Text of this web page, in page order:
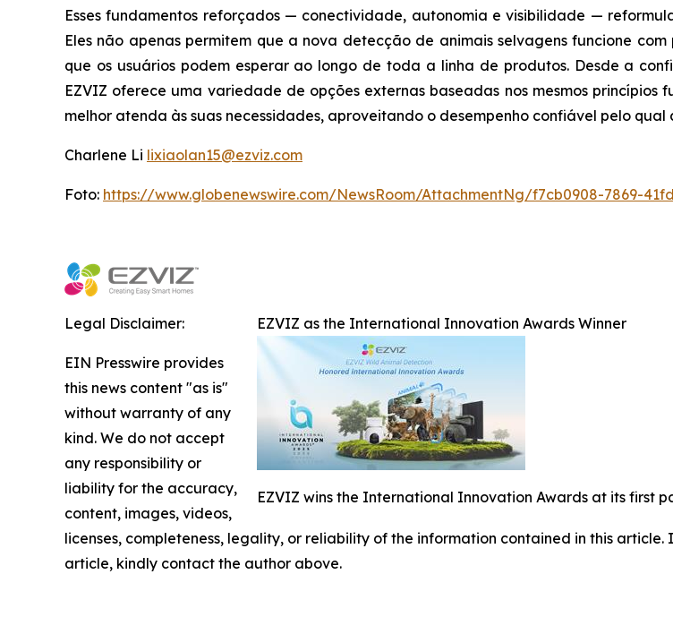
Esses fundamentos reforçados — conectividade, autonomia e visibilidade —
Eles não apenas permitem que a nova detecção de animais selvagens funcione
que os usuários podem esperar ao longo de toda a linha de produtos. Desde a
EZVIZ oferece uma variedade de opções externas baseadas nos mesmos princípios
melhor atenda às suas necessidades, aproveitando o desempenho confiável pelo qual
Charlene Li lixiaolan15@ezviz.com
Foto: https://www.globenewswire.com/NewsRoom/AttachmentNg/f7cb0908-7869-
EZVIZ as the International Innovation Awards Winner
EZVIZ wins the International Innovation Awards at its first
Legal Disclaimer:
EIN Presswire provides
this news content "as is"
without warranty of any
kind. We do not accept
any responsibility or
liability for the accuracy,
content, images, videos,
licenses, completeness, legality, or reliability of the information contained in this
article, kindly contact the author above.